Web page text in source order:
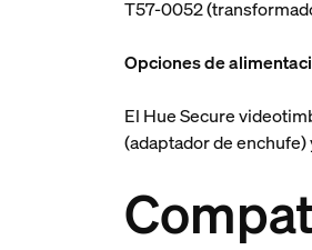
T57-0052
Opciones de
El Hue Secure
(adaptador de